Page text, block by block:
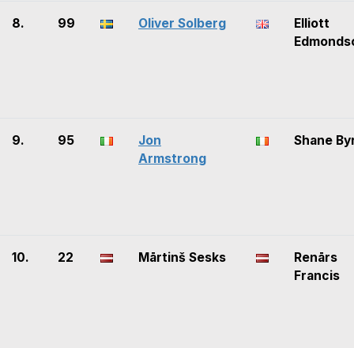
8. 99 Oliver Solberg
Elliott
9. 95
Jon
Armstrong
Shane
10. 22 Mārtinš Sesks
Renārs
Francis